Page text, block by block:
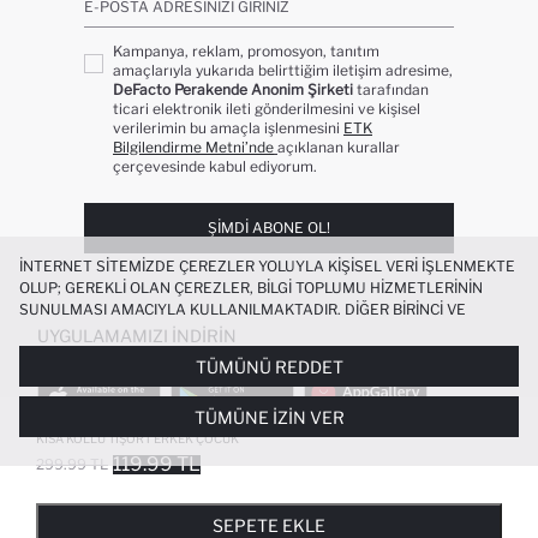
%100 PAMUK BISIKLET YAKA BASKILI
KISA KOLLU TIŞÖRT ERKEK ÇOCUK
299.99 TL 119.99 TL
SEPETE EKLE
E-POSTA ADRESINIZI GIRINIZ
Kampanya, reklam, promosyon, tanıtım
amaçlarıyla yukarıda belirttiğim iletişim adresime,
DeFacto Perakende Anonim Şirketi tarafından
ticari elektronik ileti gönderilmesini ve kişisel
verilerimin bu amaçla işlenmesini ETK
Bilgilendirme Metni’nde açıklanan kurallar
çerçevesinde kabul ediyorum.
ŞIMDI ABONE OL!
UYGULAMAMIZI İNDIRIN
POPÜLER KATEGORILER
KADIN BEYAZ TIŞÖRT
İNTERNET SITEMIZDE ÇEREZLER YOLUYLA KIŞISEL VERI IŞLENMEKTE
OLUP; GEREKLI OLAN ÇEREZLER, BILGI TOPLUMU HIZMETLERININ
SUNULMASI AMACIYLA KULLANILMAKTADIR. DIĞER BIRINCI VE
ÜÇÜNCÜ TARAF ÇEREZLER ISE SIZE DAHA IYI BIR ALIŞVERIŞ
DENEYIMI SUNULABILMESI, SITEMIZIN DAHA IŞLEVSEL KILINMASI VE
KIŞISELLEŞTIRMESI VE AÇIK RIZA VERMENIZ HALINDE, SIZLERE
YÖNELIK PAZARLAMA FAALIYETLERININ YAPILMASI AMAÇLARIYLA
SINIRLI OLARAK KULLANILACAKTIR. ÇEREZLERE DAIR TERCIHLERINIZI
ÇEREZ TERCIHLERIPANELI ARACILIĞIYLA HER ZAMAN YÖNETEBILIR,
ÇEREZLERLE ILGILI DAHA DETAYLI BILGIYE
TÜMÜNÜ REDDET
TÜMÜNE İZIN VER